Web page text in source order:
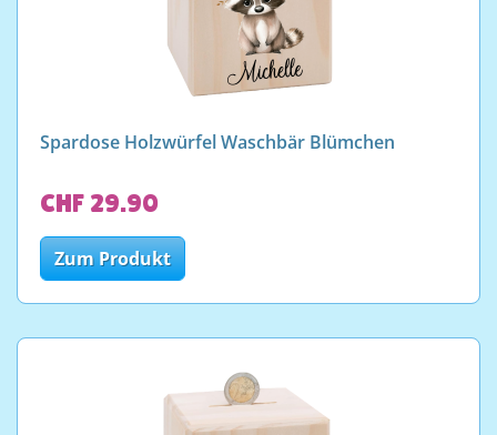
Spardose Holzwürfel Waschbär Blümchen
CHF 29.90
Zum Produkt